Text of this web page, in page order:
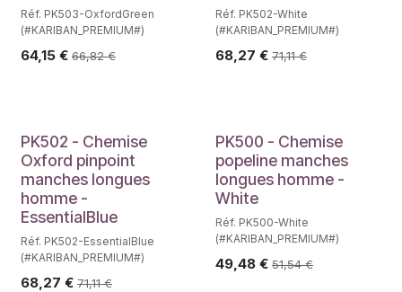
Réf. PK503-OxfordGreen
(#KARIBAN_PREMIUM#)
64,15 € 66,82€
Réf. PK502-White
(#KARIBAN_PREMIUM#)
68,27 € 71,11€
PK502 - Chemise
Oxford pinpoint
manches longues
homme -
EssentialBlue
Réf. PK502-EssentialBlue
(#KARIBAN_PREMIUM#)
68,27 € 71,11€
PK500 - Chemise
popeline manches
longues homme -
White
Réf. PK500-White
(#KARIBAN_PREMIUM#)
49,48€ 51,54€